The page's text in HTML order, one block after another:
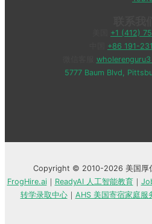
+1 (412)
+86 191-
wholerenguru3
5777 Baum Blvd,
Copyright © 2010-2026 美国厚
FrogHire.ai｜ ReadyAI 人工智能教育｜
转学录取中心｜ AHS 美国寄宿家庭服